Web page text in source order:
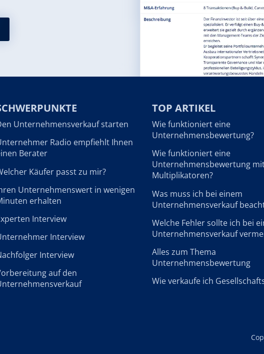
Unternehmensverkauf starten
Radio empfiehlt Ihnen
Berater
Käufer passt zu mir?
Unternehmenswert in wenigen
erhalten
Interview
Interview
Interview
auf den
TOP ARTIKEL
Wie funktioniert eine
Unternehmensbewertung?
Wie funktioniert eine
Unternehmensbewertung
Multiplikatoren?
Was muss ich bei einem
Unternehmensverkauf
Welche Fehler sollte ich bei
Unternehmensverkauf
Alles zum Thema
Unternehmensbewertung
Wie verkaufe ich